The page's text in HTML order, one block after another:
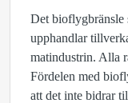
Det bioflygbränsle
upphandlar
matindustrin. Alla
Fördelen med
att det inte bidrar